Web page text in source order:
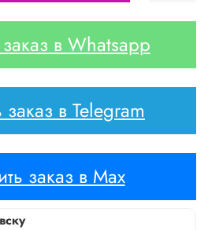
в Whatsapp
в Telegram
заказ в Max